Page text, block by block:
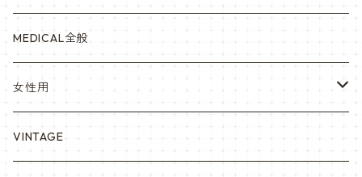
赤ちゃん用
YARSOC
シャークマウス
宇宙軍
トレーニングウエア集
ポーラテック/POLARTEC
アメリカ軍制服
セスラー中田商店さん
EA east asia
DRAGON ドラゴン
MEDICAL全般
女性用
ARC アメリカンレッドクロス
VINTAGE